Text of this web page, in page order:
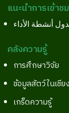
แนะนำการเข้าชม
أنشطة الأداء
คลังความรู้
การศึกษาวิจัย
ข้อมูลสัตว์ในเชีย
เกร็ดความรู้